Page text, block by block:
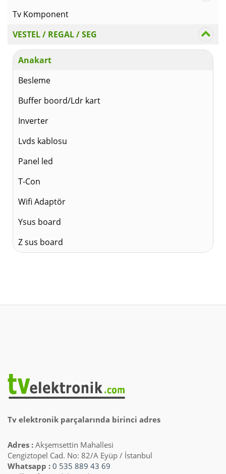
Tv Komponent
VESTEL / REGAL / SEG
Anakart
Besleme
Buffer boord/Ldr kart
Inverter
Lvds kablosu
Panel led
T-Con
Wifi Adaptör
Ysus board
Z sus board
Tv elektronik parçalarında birinci adres
Adres : Akşemsettin Mahallesi
Cengiztopel Cad. No: 82/A Eyüp / İstanbul
Whatsapp : 0 535 889 43 69